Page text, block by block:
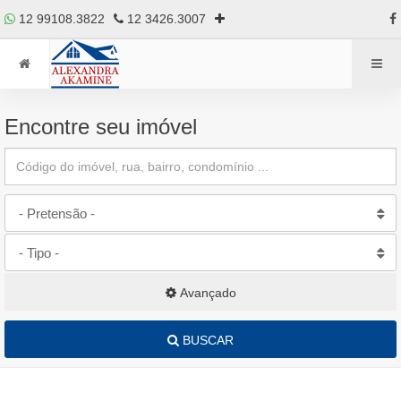
12 99108.3822 12 3426.3007
Encontre seu imóvel
- Pretensão -
- Tipo -
Avançado
BUSCAR